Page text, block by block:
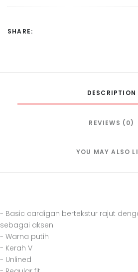
SHARE:
DESCRIPTION
REVIEWS (0)
YOU MAY ALSO
- Basic cardigan bertekstur rajut
sebagai aksen
- Warna putih
- Kerah V
- Unlined